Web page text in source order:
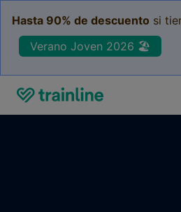
Hasta 90% de descuento si
Verano Joven 2026 🏖️